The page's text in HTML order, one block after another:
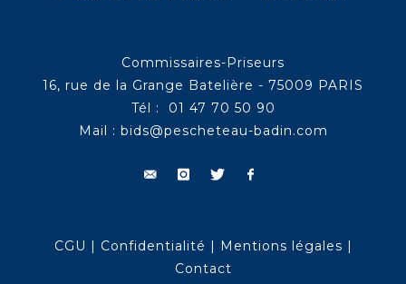
Commissaires-Priseurs
16, rue de la Grange Batelière - 75009 PARIS
Tél : 01 47 70 50 90
Mail : bids@pescheteau-badin.com
CGU | Confidentialité | Mentions légales |
Contact